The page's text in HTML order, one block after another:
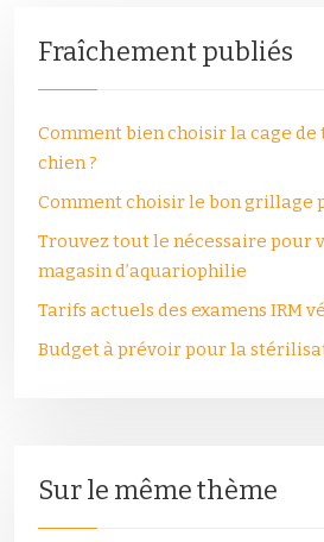
Fraîchement publiés
Comment bien choisir la cage de
chien ?
Comment choisir le bon grillage
Trouvez tout le nécessaire pour
magasin d’aquariophilie
Tarifs actuels des examens IRM
Budget à prévoir pour la
Sur le même thème